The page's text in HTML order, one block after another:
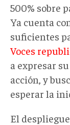
500% sobre
Ya cuenta
suficientes
Voces
a expresar
acción, y
esperar la
El